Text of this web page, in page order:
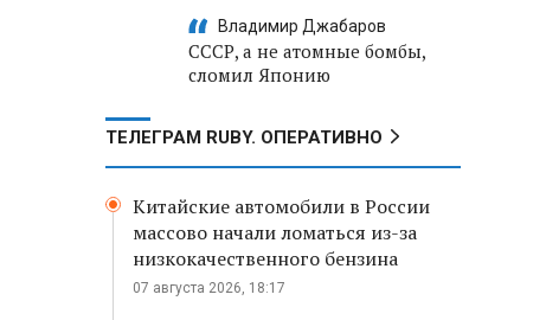
Владимир Джабаров
СССР, а не атомные бомбы,
сломил Японию
ТЕЛЕГРАМ RUBY. ОПЕРАТИВНО
Китайские автомобили в России
массово начали ломаться из-за
низкокачественного бензина
07 августа 2026, 18:17